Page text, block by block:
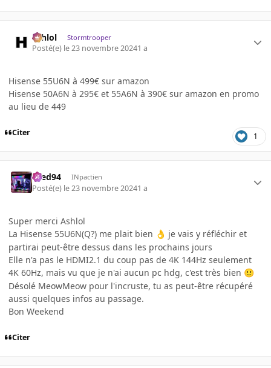
ashlol Stormtrooper
Posté(e) le 23 novembre 20241 a
Hisense 55U6N à 499€ sur amazon
Hisense 50A6N à 295€ et 55A6N à 390€ sur amazon en promo
au lieu de 449
Citer 1
bred94 INpactien
Posté(e) le 23 novembre 20241 a
Super merci Ashlol
La Hisense 55U6N(Q?) me plait bien 👌 je vais y réfléchir et
partirai peut-être dessus dans les prochains jours
Elle n'a pas le HDMI2.1 du coup pas de 4K 144Hz seulement
4K 60Hz, mais vu que je n'ai aucun pc hdg, c'est très bien 🙂
Désolé MeowMeow pour l'incruste, tu as peut-être récupéré
aussi quelques infos au passage.
Bon Weekend
Citer